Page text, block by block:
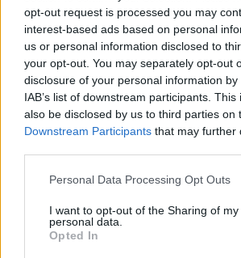
opt-out request is processed you may
interest-based ads based on personal
us or personal information disclosed to
your opt-out. You may separately opt-out
disclosure of your personal information
IAB’s list of downstream participants.
also be disclosed by us to third parties on
Downstream Participants that may further
Personal Data Processing Opt Outs
I want to opt-out of the Sharing of my
personal data.
Opted In
Izomgörcs esetén az izomszövet
összehúzódik, és elernyedésre
hosszú idő elteltével képes.
Private Health Forum 2026Új
egészségügy előtt - De mégis mihez
magánegészségügyi szektor?
kiderül.Információ és jelentkezésAz
módon jelentkeznek, a harántcsíkolt
esetében. A hagyományos görcsoldó
(menstruációt...